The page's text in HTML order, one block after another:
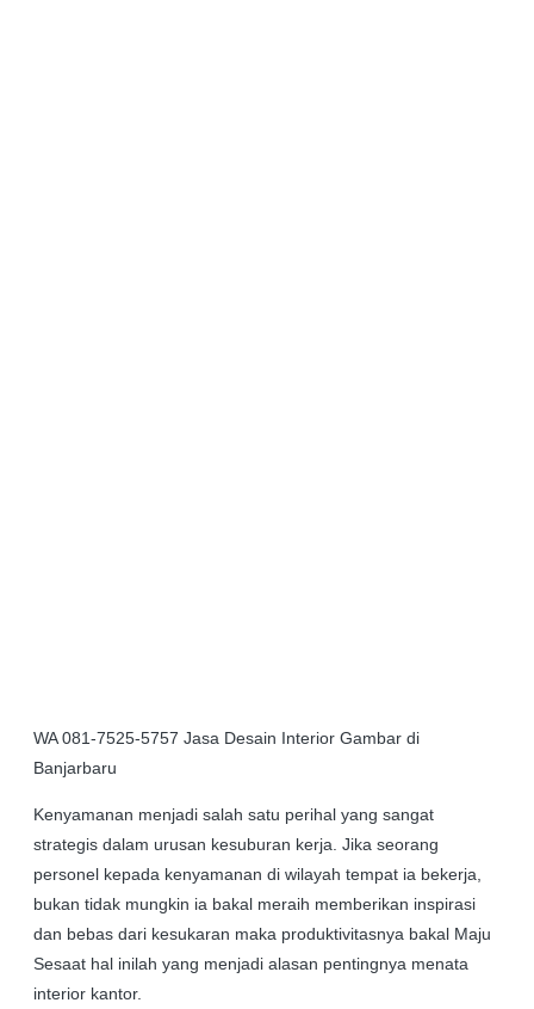
WA 081-7525-5757 Jasa Desain Interior Gambar di
Banjarbaru
Kenyamanan menjadi salah satu perihal yang sangat
strategis dalam urusan kesuburan kerja. Jika seorang
personel kepada kenyamanan di wilayah tempat ia bekerja,
bukan tidak mungkin ia bakal meraih memberikan inspirasi
dan bebas dari kesukaran maka produktivitasnya bakal Maju
Sesaat hal inilah yang menjadi alasan pentingnya menata
interior kantor.